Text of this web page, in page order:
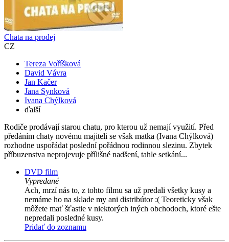
Chata na prodej
CZ
Tereza Voříšková
David Vávra
Jan Kačer
Jana Synková
Ivana Chýlková
ďalší
Rodiče prodávají starou chatu, pro kterou už nemají využití. Před
předáním chaty novému majiteli se však matka (Ivana Chýlková)
rozhodne uspořádat poslední pořádnou rodinnou slezinu. Zbytek
příbuzenstva neprojevuje přílišné nadšení, tahle setkání...
DVD film
Vypredané
Ach, mrzí nás to, z tohto filmu sa už predali všetky kusy a
nemáme ho na sklade my ani distribútor :( Teoreticky však
môžete mať šťastie v niektorých iných obchodoch, ktoré ešte
nepredali posledné kusy.
Pridať do zoznamu